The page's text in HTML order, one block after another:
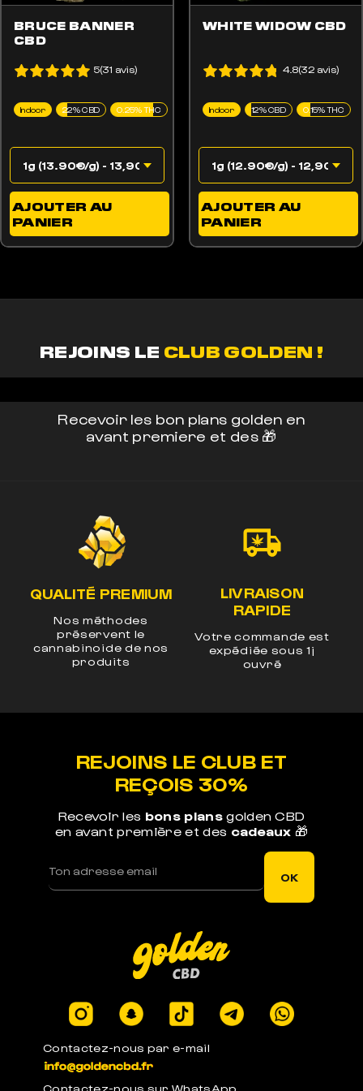
AJOUTER AU
PANIER
BRUCE BANNER
CBD
Indoor 22% CBD 0.25% THC
5(31 avis)
AJOUTER AU
PANIER
WHITE WIDOW CBD
Indoor 12% CBD 0.15% THC
4.8(32 avis)
REJOINS LE CLUB GOLDEN !
Recevoir les bon plans golden en
avant premiere et des 🎁
LIVRAISON
Votre commande est
expédiée sous 1j
ouvré
LEGAL EN EUROPE
Produits certifiés en
laboratoires à -0.3%
de THC
Contactez-nous par e-mail
Contactez-nous sur WhatsApp
REJOINS LE CLUB ET
REÇOIS 30%
Recevoir les bons plansgolden CBD
en avant première et des cadeaux 🎁
OK